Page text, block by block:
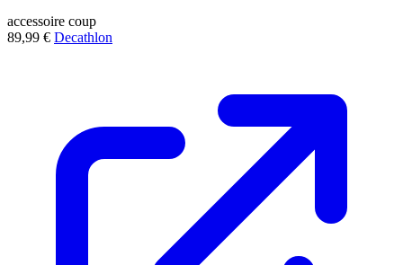
accessoire coup
89,99 € Decathlon